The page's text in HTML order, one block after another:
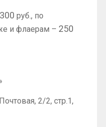
300 руб., по
и флаерам – 250
2/2, стр.1,